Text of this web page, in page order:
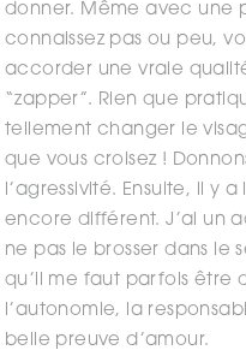
donner. Même avec une
connaissez pas ou peu,
accorder une vraie
“zapper”. Rien que
tellement changer le
que vous croisez !
l’agressivité. Ensuite, il y
encore différent. J’ai un
ne pas le brosser dans le
qu’il me faut parfois être
l’autonomie, la
belle preuve d’amour.